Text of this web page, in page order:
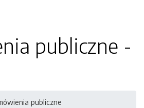
publiczne -
publiczne